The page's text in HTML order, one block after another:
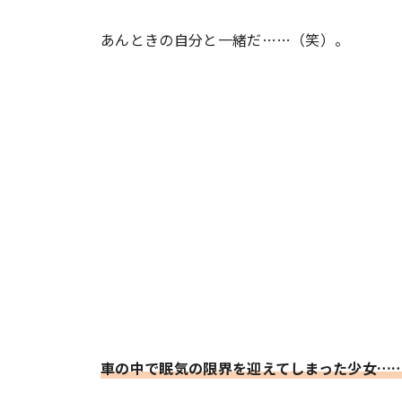
あんときの自分と一緒だ……（笑）。
車の中で眠気の限界を迎えてしまった少女